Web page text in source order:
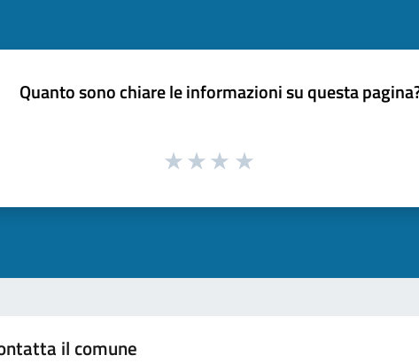
Quanto sono chiare le informazioni su questa
il comune